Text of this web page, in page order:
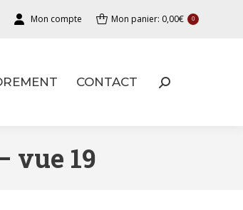
Mon compte Mon panier: 0,00€ 0
CONTACT
vue 19